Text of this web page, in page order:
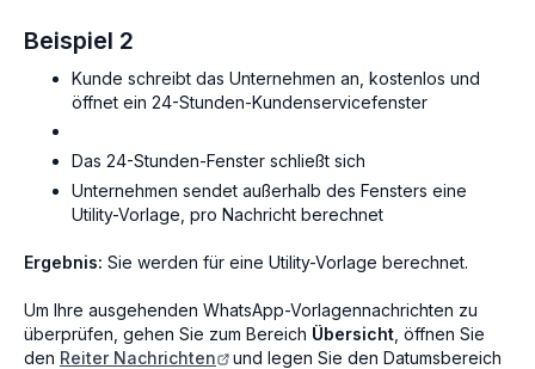
Beispiel 2
Kunde schreibt das Unternehmen an, kostenlos und
öffnet ein 24-Stunden-Kundenservicefenster
Das 24-Stunden-Fenster schließt sich
Unternehmen sendet außerhalb des Fensters eine
Utility-Vorlage, pro Nachricht berechnet
Ergebnis: Sie werden für eine Utility-Vorlage berechnet.
Um Ihre ausgehenden WhatsApp-Vorlagennachrichten zu
überprüfen, gehen Sie zum Bereich Übersicht , öffnen Sie
den Reiter Nachrichten
und legen Sie den Datumsbereich